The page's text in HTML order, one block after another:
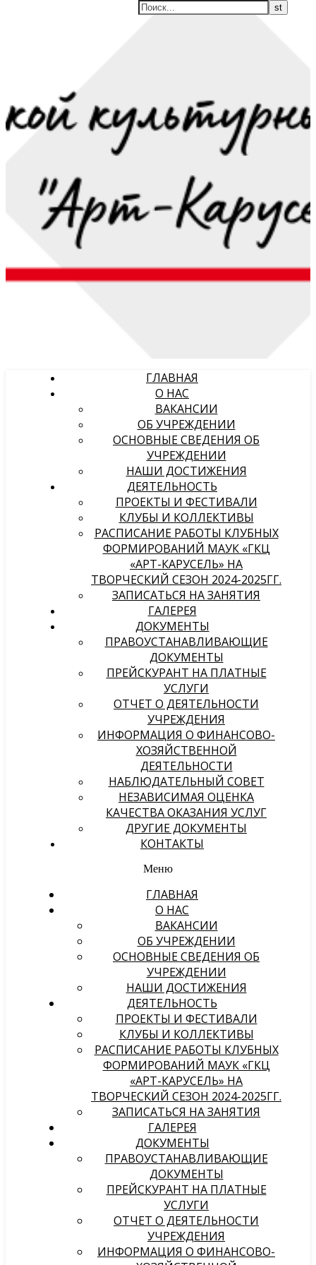
ГЛАВНАЯ
О НАС
ВАКАНСИИ
ОБ УЧРЕЖДЕНИИ
ОСНОВНЫЕ СВЕДЕНИЯ ОБ
УЧРЕЖДЕНИИ
НАШИ ДОСТИЖЕНИЯ
ДЕЯТЕЛЬНОСТЬ
ПРОЕКТЫ И ФЕСТИВАЛИ
КЛУБЫ И КОЛЛЕКТИВЫ
РАСПИСАНИЕ РАБОТЫ КЛУБНЫХ
ФОРМИРОВАНИЙ МАУК «ГКЦ
«АРТ-КАРУСЕЛЬ» НА
ТВОРЧЕСКИЙ СЕЗОН 2024-2025ГГ.
ЗАПИСАТЬСЯ НА ЗАНЯТИЯ
ГАЛЕРЕЯ
ДОКУМЕНТЫ
ПРАВОУСТАНАВЛИВАЮЩИЕ
ДОКУМЕНТЫ
ПРЕЙСКУРАНТ НА ПЛАТНЫЕ
УСЛУГИ
ОТЧЕТ О ДЕЯТЕЛЬНОСТИ
УЧРЕЖДЕНИЯ
ИНФОРМАЦИЯ О ФИНАНСОВО-
ХОЗЯЙСТВЕННОЙ
ДЕЯТЕЛЬНОСТИ
НАБЛЮДАТЕЛЬНЫЙ СОВЕТ
НЕЗАВИСИМАЯ ОЦЕНКА
КАЧЕСТВА ОКАЗАНИЯ УСЛУГ
ДРУГИЕ ДОКУМЕНТЫ
КОНТАКТЫ
Меню
ГЛАВНАЯ
О НАС
ВАКАНСИИ
ОБ УЧРЕЖДЕНИИ
ОСНОВНЫЕ СВЕДЕНИЯ ОБ
УЧРЕЖДЕНИИ
НАШИ ДОСТИЖЕНИЯ
ДЕЯТЕЛЬНОСТЬ
ПРОЕКТЫ И ФЕСТИВАЛИ
КЛУБЫ И КОЛЛЕКТИВЫ
РАСПИСАНИЕ РАБОТЫ КЛУБНЫХ
ФОРМИРОВАНИЙ МАУК «ГКЦ
«АРТ-КАРУСЕЛЬ» НА
ТВОРЧЕСКИЙ СЕЗОН 2024-2025ГГ.
ЗАПИСАТЬСЯ НА ЗАНЯТИЯ
ГАЛЕРЕЯ
ДОКУМЕНТЫ
ПРАВОУСТАНАВЛИВАЮЩИЕ
ДОКУМЕНТЫ
ПРЕЙСКУРАНТ НА ПЛАТНЫЕ
УСЛУГИ
ОТЧЕТ О ДЕЯТЕЛЬНОСТИ
УЧРЕЖДЕНИЯ
ИНФОРМАЦИЯ О ФИНАНСОВО-